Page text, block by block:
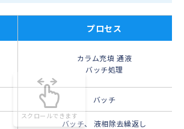
プロセス
カラム充填 通液
バッチ処理
バッチ
バッチ、 液相除去繰返し